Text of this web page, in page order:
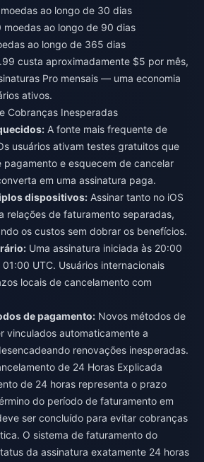
ao longo de 30 dias
ao longo de 90 dias
ao longo de 365 dias
custa aproximadamente $5 por mês,
Pro mensais — uma economia
ativos.
Cobranças Inesperadas
A fonte mais frequente de
usuários ativam testes gratuitos que
e esquecem de cancelar
em uma assinatura paga.
dispositivos: Assinar tanto no iOS
relações de faturamento separadas,
os custos sem dobrar os benefícios.
Uma assinatura iniciada às 20:00
UTC. Usuários internacionais
locais de cancelamento com
de pagamento: Novos métodos de
vinculados automaticamente a
renovações inesperadas.
de 24 Horas Explicada
de 24 horas representa o prazo
do período de faturamento em
ser concluído para evitar cobranças
O sistema de faturamento do
da assinatura exatamente 24 horas